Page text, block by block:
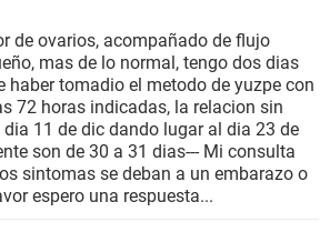
de ovarios, acompañado de flujo
mas de lo normal, tengo dos dias
haber tomadio el metodo de yuzpe con
72 horas indicadas, la relacion sin
11 de dic dando lugar al dia 23 de
son de 30 a 31 dias--- Mi consulta
sintomas se deban a un embarazo o
espero una respuesta...